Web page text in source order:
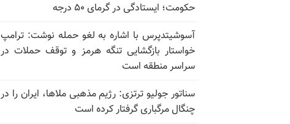
حکومت؛ ایستادگی در گرمای ۵۰ درجه
آسوشیتدپرس با اشاره به لغو حمله نوشت: ترامپ
خواستار بازگشایی تنگه هرمز و توقف حملات در
سراسر منطقه است
سناتور جولیو ترتزی: رژیم مذهبی ملاها، ایران را در
چنگال مرگباری گرفتار کرده است